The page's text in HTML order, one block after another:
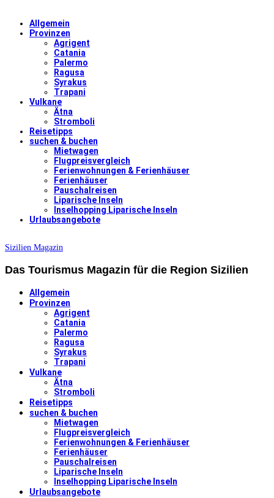
Allgemein
Provinzen
Agrigent
Catania
Palermo
Ragusa
Syrakus
Trapani
Vulkane
Ätna
Stromboli
Reisetipps
suchen & buchen
Mietwagen
Flugpreisvergleich
Ferienwohnungen & Ferienhäuser
Ferienhäuser
Pauschalreisen
Liparische Inseln
Inselhopping Liparische Inseln
Urlaubsangebote
Sizilien Magazin
Das Tourismus Magazin für die Region Sizilien
Allgemein
Provinzen
Agrigent
Catania
Palermo
Ragusa
Syrakus
Trapani
Vulkane
Ätna
Stromboli
Reisetipps
suchen & buchen
Mietwagen
Flugpreisvergleich
Ferienwohnungen & Ferienhäuser
Ferienhäuser
Pauschalreisen
Liparische Inseln
Inselhopping Liparische Inseln
Urlaubsangebote